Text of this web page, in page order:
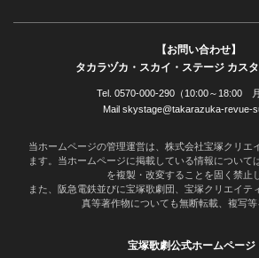
【お問い合わせ】
タカラヅカ・スカイ・ステージ カス
Tel. 0570-000-290（10:00～18:00 月
Mail skystage@takarazuka-revue-
当ホームページの管理運営は、株式会社宝塚クリエ
ます。当ホームページに掲載している情報について
を複製・改変することを固く禁止
また、阪急電鉄並びに宝塚歌劇団、宝塚クリエイテ
真等著作物についても無断転載、複写等
宝塚歌劇公式ホームページ